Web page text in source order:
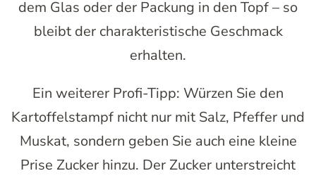
dem Glas oder der Packung in den Topf – so
bleibt der charakteristische Geschmack
erhalten.
Ein weiterer Profi-Tipp: Würzen Sie den
Kartoffelstampf nicht nur mit Salz, Pfeffer und
Muskat, sondern geben Sie auch eine kleine
Prise Zucker hinzu. Der Zucker unterstreicht